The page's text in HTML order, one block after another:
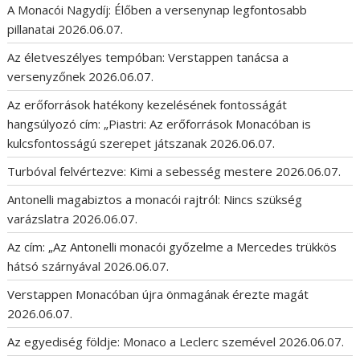
A Monacói Nagydíj: Élőben a versenynap legfontosabb
pillanatai 2026.06.07.
Az életveszélyes tempóban: Verstappen tanácsa a
versenyzőnek 2026.06.07.
Az erőforrások hatékony kezelésének fontosságát
hangsúlyozó cím: „Piastri: Az erőforrások Monacóban is
kulcsfontosságú szerepet játszanak 2026.06.07.
Turbóval felvértezve: Kimi a sebesség mestere 2026.06.07.
Antonelli magabiztos a monacói rajtról: Nincs szükség
varázslatra 2026.06.07.
Az cím: „Az Antonelli monacói győzelme a Mercedes trükkös
hátsó szárnyával 2026.06.07.
Verstappen Monacóban újra önmagának érezte magát
2026.06.07.
Az egyediség földje: Monaco a Leclerc szemével 2026.06.07.